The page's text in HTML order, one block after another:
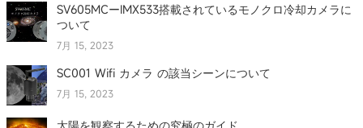
SV605MCーIMX533搭載されているモノクロ冷却カメラに
ついて
7月 15, 2023
SC001 Wifi カメラ の該当シーンについて
7月 15, 2023
太陽を観察するための究極のガイド